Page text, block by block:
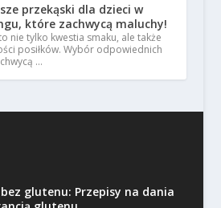
przekąski dla dzieci w
które zachwycą maluchy!
nie tylko kwestia smaku, ale także
posiłków. Wybór odpowiednich
…
bez glutenu: Przepisy na dania